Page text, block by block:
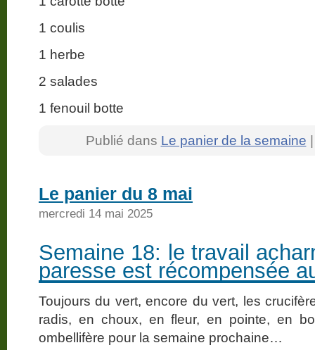
1 coulis
1 herbe
2 salades
1 fenouil botte
Publié dans Le panier de la semaine
Le panier du 8 mai
mercredi 14 mai 2025
Semaine 18: le travail
paresse est récompensée
Toujours du vert, encore du vert, les
radis, en choux, en fleur, en pointe, en
ombellifère pour la semaine prochaine…